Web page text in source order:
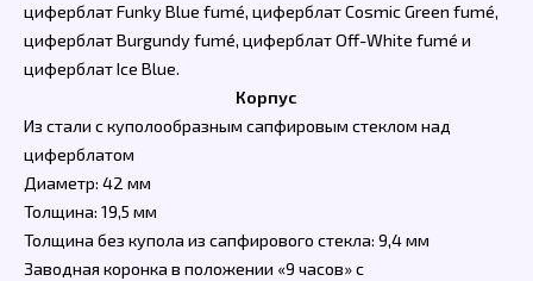
циферблат Funky Blue fumé, циферблат Cosmic Green fumé,
циферблат Burgundy fumé, циферблат Off-White fumé и
циферблат Ice Blue.
Корпус
Из стали с куполообразным сапфировым стеклом над
циферблатом
Диаметр: 42 мм
Толщина: 19,5 мм
Толщина без купола из сапфирового стекла: 9,4 мм
Заводная коронка в положении «9 часов» с